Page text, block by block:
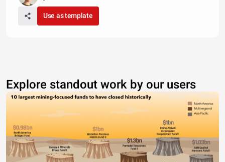
Use as template
Explore standout work by our users